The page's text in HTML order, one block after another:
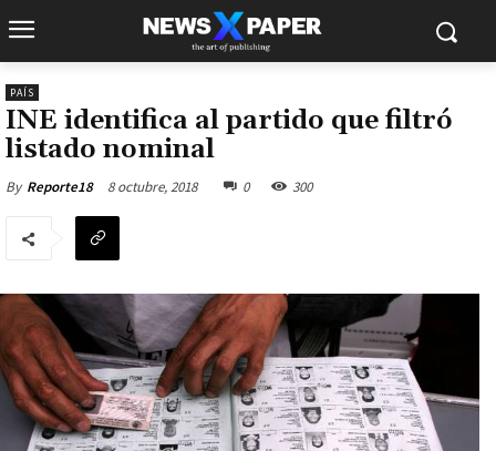
PAÍS
INE identifica al partido que filtró
listado nominal
By Reporte18 8 octubre, 2018 0 300